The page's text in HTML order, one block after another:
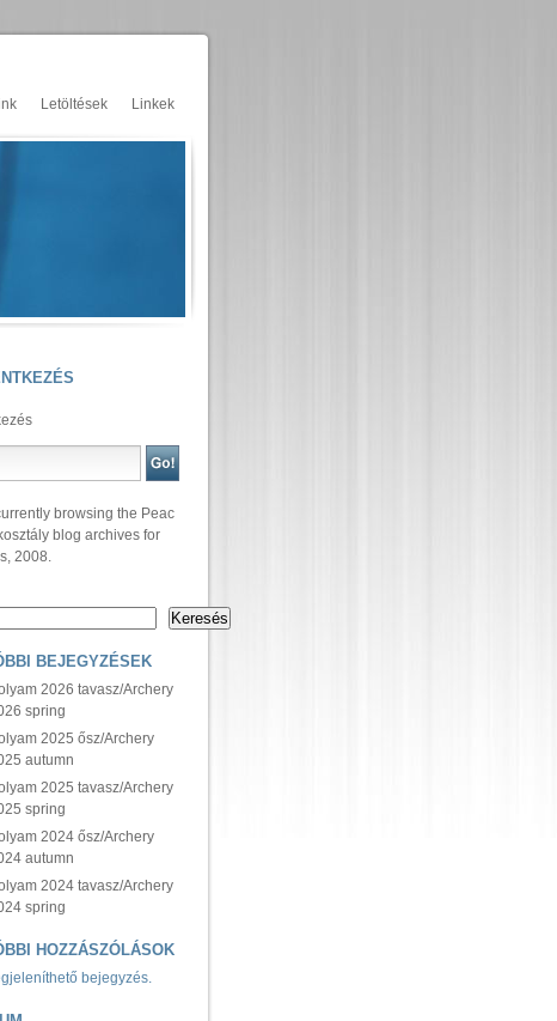
Letöltések Linkek
browsing the Peac
blog archives for
2008.
Keresés
BEJEGYZÉSEK
2026 tavasz/Archery
spring
2025 ősz/Archery
autumn
2025 tavasz/Archery
spring
2024 ősz/Archery
autumn
2024 tavasz/Archery
spring
HOZZÁSZÓLÁSOK
bejegyzés.